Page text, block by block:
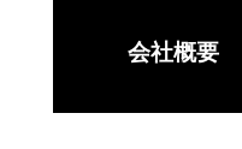
会社概要